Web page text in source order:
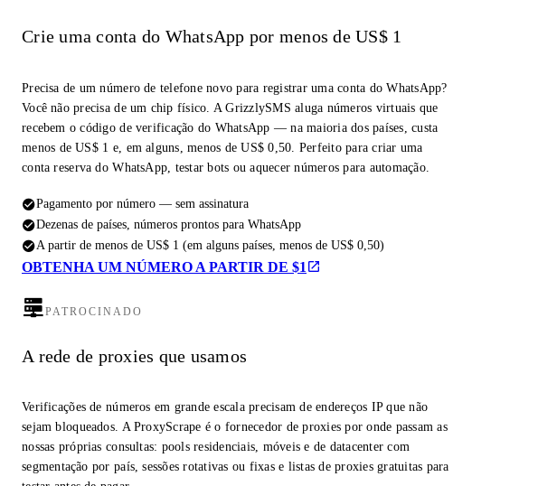
Crie uma conta do WhatsApp por menos de US$ 1
Precisa de um número de telefone novo para registrar uma conta do WhatsApp?
Você não precisa de um chip físico. A GrizzlySMS aluga números virtuais que
recebem o código de verificação do WhatsApp — na maioria dos países, custa
menos de US$ 1 e, em alguns, menos de US$ 0,50. Perfeito para criar uma
conta reserva do WhatsApp, testar bots ou aquecer números para automação.
Pagamento por número — sem assinatura
Dezenas de países, números prontos para WhatsApp
A partir de menos de US$ 1 (em alguns países, menos de US$ 0,50)
OBTENHA UM NÚMERO A PARTIR DE $1
PATROCINADO
A rede de proxies que usamos
Verificações de números em grande escala precisam de endereços IP que não
sejam bloqueados. A ProxyScrape é o fornecedor de proxies por onde passam as
nossas próprias consultas: pools residenciais, móveis e de datacenter com
segmentação por país, sessões rotativas ou fixas e listas de proxies gratuitas para